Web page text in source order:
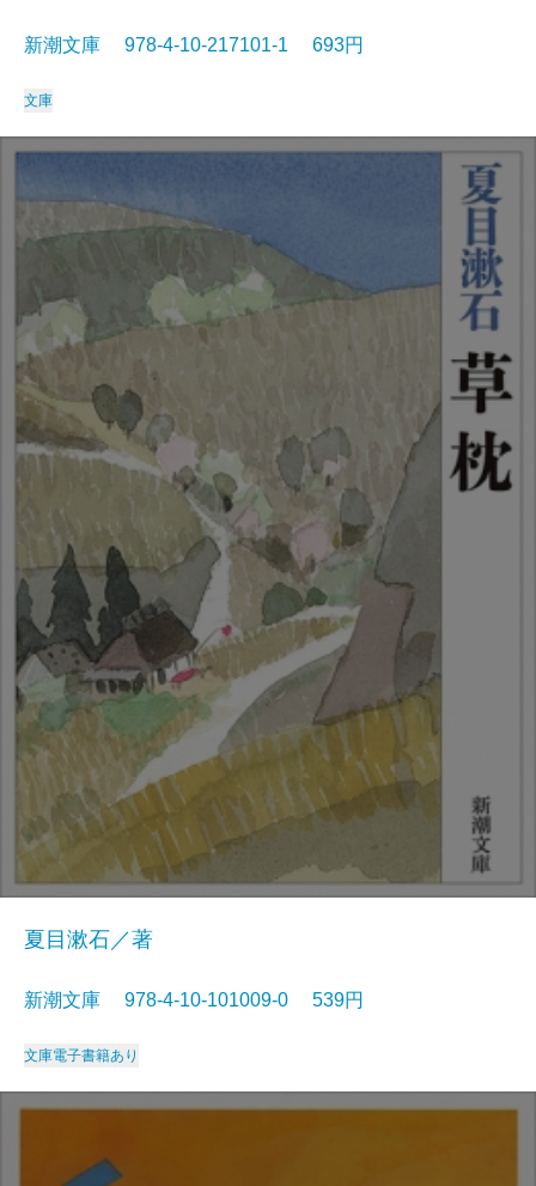
新潮文庫 978-4-10-217101-1 693円
文庫
夏目漱石／著
新潮文庫 978-4-10-101009-0 539円
文庫電子書籍あり